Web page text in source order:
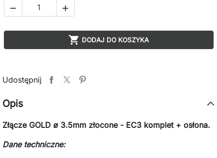
 
 DODAJ DO KOSZYKA
Udostępnij
Opis
Złącze GOLD ø 3.5mm złocone - EC3 komplet + osłona.
Dane techniczne: